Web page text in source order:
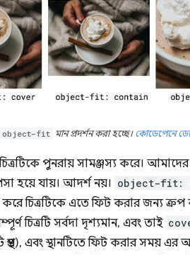
object-fit মান প্রদর্শন করা হচ্ছে।কোডেপেনে
পুনরায় সামঞ্জস্য করে।
হয়ে যায়। আদর্শ নয়। object-fit:
করে চিত্রটিকে এতে ফিট করার জন্য
চিত্রটি সর্বদা দৃশ্যমান, এবং তাই
এবং স্থানটিতে ফিট করার সময়